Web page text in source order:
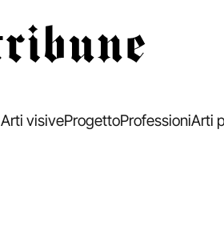
Arti visiveProgettoProfessioniArti